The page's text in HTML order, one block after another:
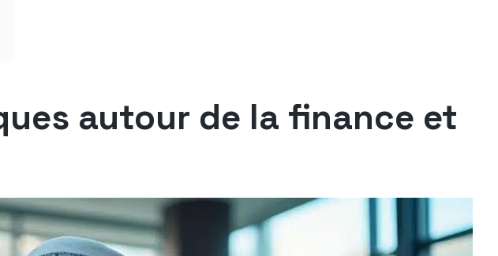
autour de la finance et